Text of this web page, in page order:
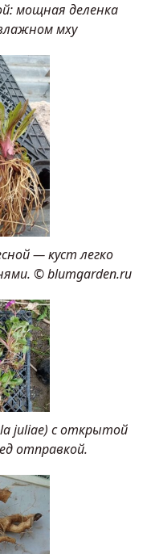
мощная деленка
мху
— куст легко
© blumgarden.ru
juliae) с открытой
отправкой.